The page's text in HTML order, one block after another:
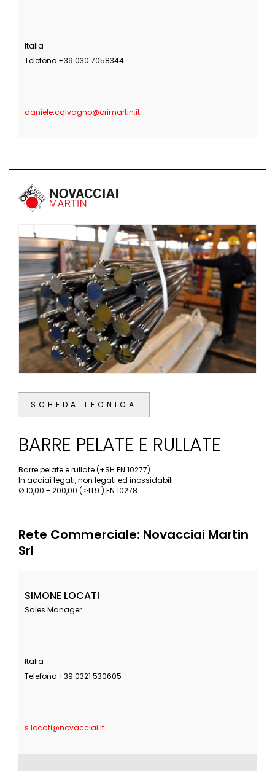
Italia
Telefono +39 030 7058344
daniele.calvagno@orimartin.it
SCHEDA TECNICA
BARRE PELATE E RULLATE
Barre pelate e rullate (+SH EN 10277)
In acciai legati, non legati ed inossidabili
Ø 10,00 ÷ 200,00 ( ≥IT9 ) EN 10278
Rete Commerciale: Novacciai Martin
Srl
SIMONE LOCATI
Sales Manager
Italia
Telefono +39 0321 530605
s.locati@novacciai.it